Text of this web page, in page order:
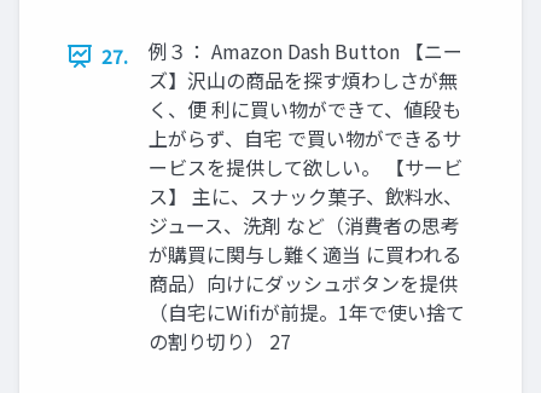
27.
例３： Amazon Dash Button 【ニー
ズ】沢山の商品を探す煩わしさが無
く、便 利に買い物ができて、値段も
上がらず、自宅 で買い物ができるサ
ービスを提供して欲しい。 【サービ
ス】 主に、スナック菓子、飲料水、
ジュース、洗剤 など（消費者の思考
が購買に関与し難く適当 に買われる
商品）向けにダッシュボタンを提供
（自宅にWifiが前提。1年で使い捨て
の割り切り） 27